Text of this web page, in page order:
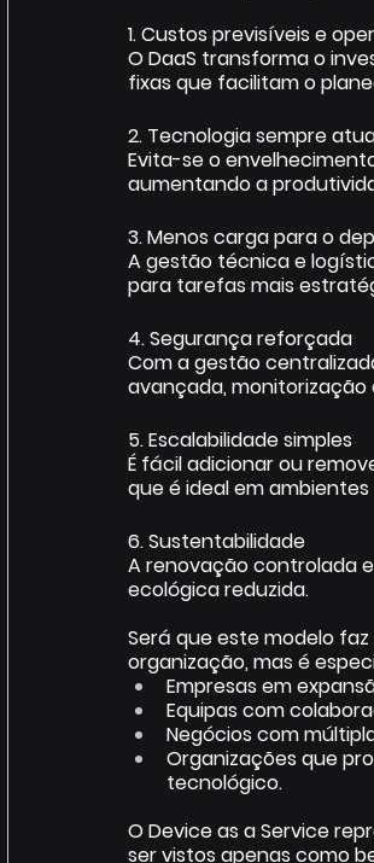
1. Custos previsíveis e
O DaaS transforma o
fixas que facilitam o
2. Tecnologia sempre
Evita-se o
aumentando a
3. Menos carga para o
A gestão técnica e
para tarefas mais
4. Segurança reforçada
Com a gestão
avançada,
5. Escalabilidade simples
É fácil adicionar ou
que é ideal em
6. Sustentabilidade
A renovação controlada
ecológica reduzida.
Será que este modelo
organização, mas é
Empresas em
Equipas com
Negócios com
Organizações que
tecnológico.
O Device as a Service
ser vistos apenas como